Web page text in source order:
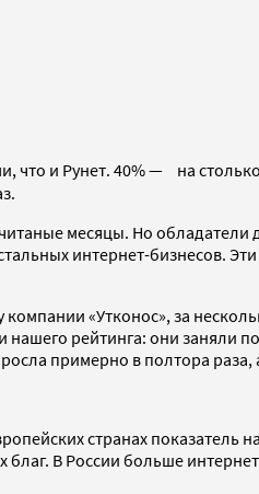
что и Рунет. 40% — на
месяцы. Но
интернет-бизнесов.
«Утконос», за
рейтинга: они заняли
примерно в полтора
странах показатель
В России больше